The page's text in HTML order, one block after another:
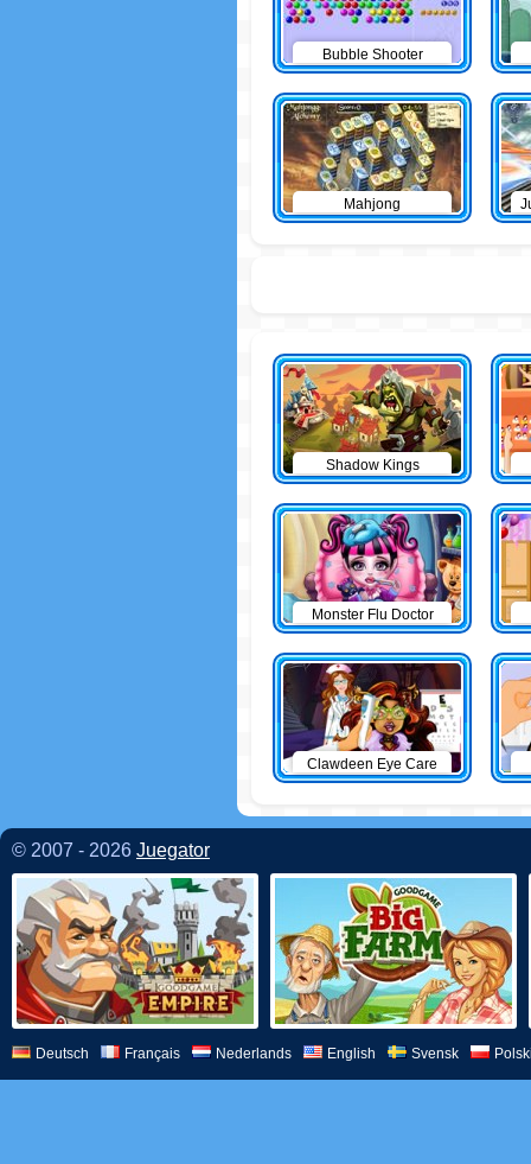
Bubble Shooter
Mahjong
Shadow Kings
Monster Flu Doctor
Clawdeen Eye Care
© 2007 - 2026 Juegator
Deutsch Français Nederlands English Svensk